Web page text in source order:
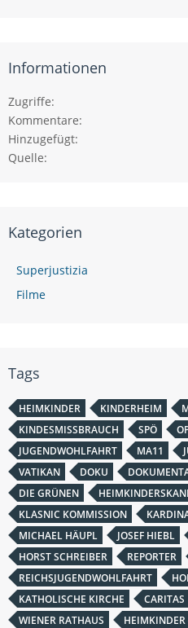
Informationen
Zugriffe
Kommentare
Hinzugefügt
Quelle
Kategorien
Superjustizia
Filme
Tags
HEIMKINDER KINDERHEIM
KINDESMISSBRAUCH
SPÖ
JUGENDWOHLFAHRT
MA11
VATIKAN
DOKU
DIE GRÜNEN
KLASNIC KOMMISSION
MICHAEL HÄUPL
JOSEF HIEBL
HORST SCHREIBER
REPORTER
REICHSJUGENDWOHLFAHRT
KATHOLISCHE KIRCHE
CARITAS
WIENER RATHAUS
HEIMKINDER